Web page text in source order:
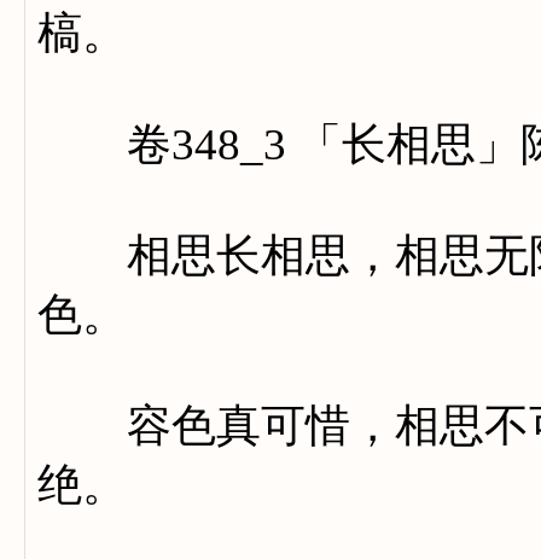
槁。
卷348_3 「长相思」
相思长相思，相思无
色。
容色真可惜，相思不
绝。